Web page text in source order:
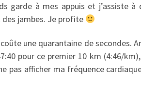
garde à mes appuis et j’assiste à
des jambes. Je profite
une quarantaine de secondes.
pour ce premier 10 km (4:46/
pas afficher ma fréquence